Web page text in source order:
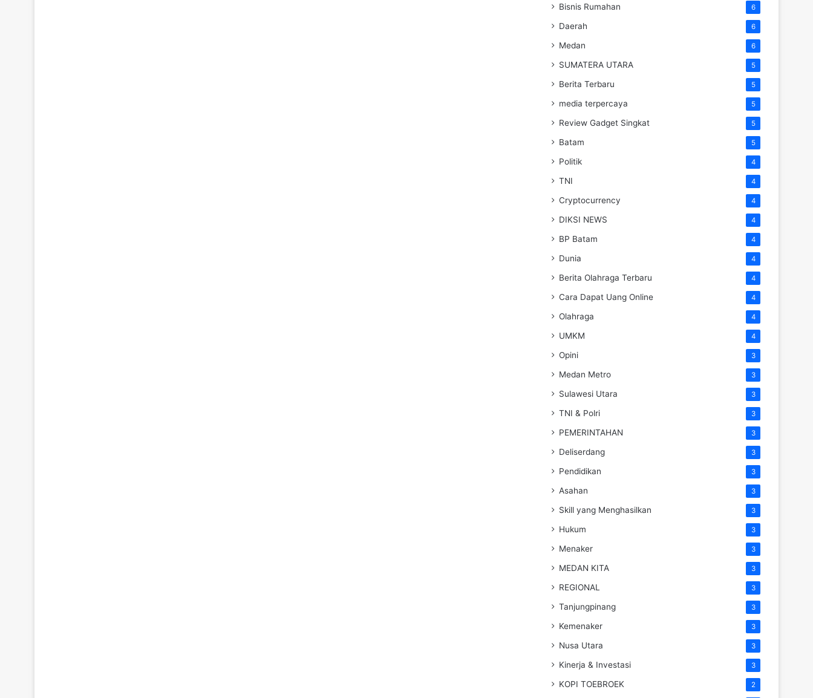
Bisnis Rumahan 6
Daerah 6
Medan 6
SUMATERA UTARA 5
Berita Terbaru 5
media terpercaya 5
Review Gadget Singkat 5
Batam 5
Politik 4
TNI 4
Cryptocurrency 4
DIKSI NEWS 4
BP Batam 4
Dunia 4
Berita Olahraga Terbaru 4
Cara Dapat Uang Online 4
Olahraga 4
UMKM 4
Opini 3
Medan Metro 3
Sulawesi Utara 3
TNI & Polri 3
PEMERINTAHAN 3
Deliserdang 3
Pendidikan 3
Asahan 3
Skill yang Menghasilkan 3
Hukum 3
Menaker 3
MEDAN KITA 3
REGIONAL 3
Tanjungpinang 3
Kemenaker 3
Nusa Utara 3
Kinerja & Investasi 3
KOPI TOEBROEK 2